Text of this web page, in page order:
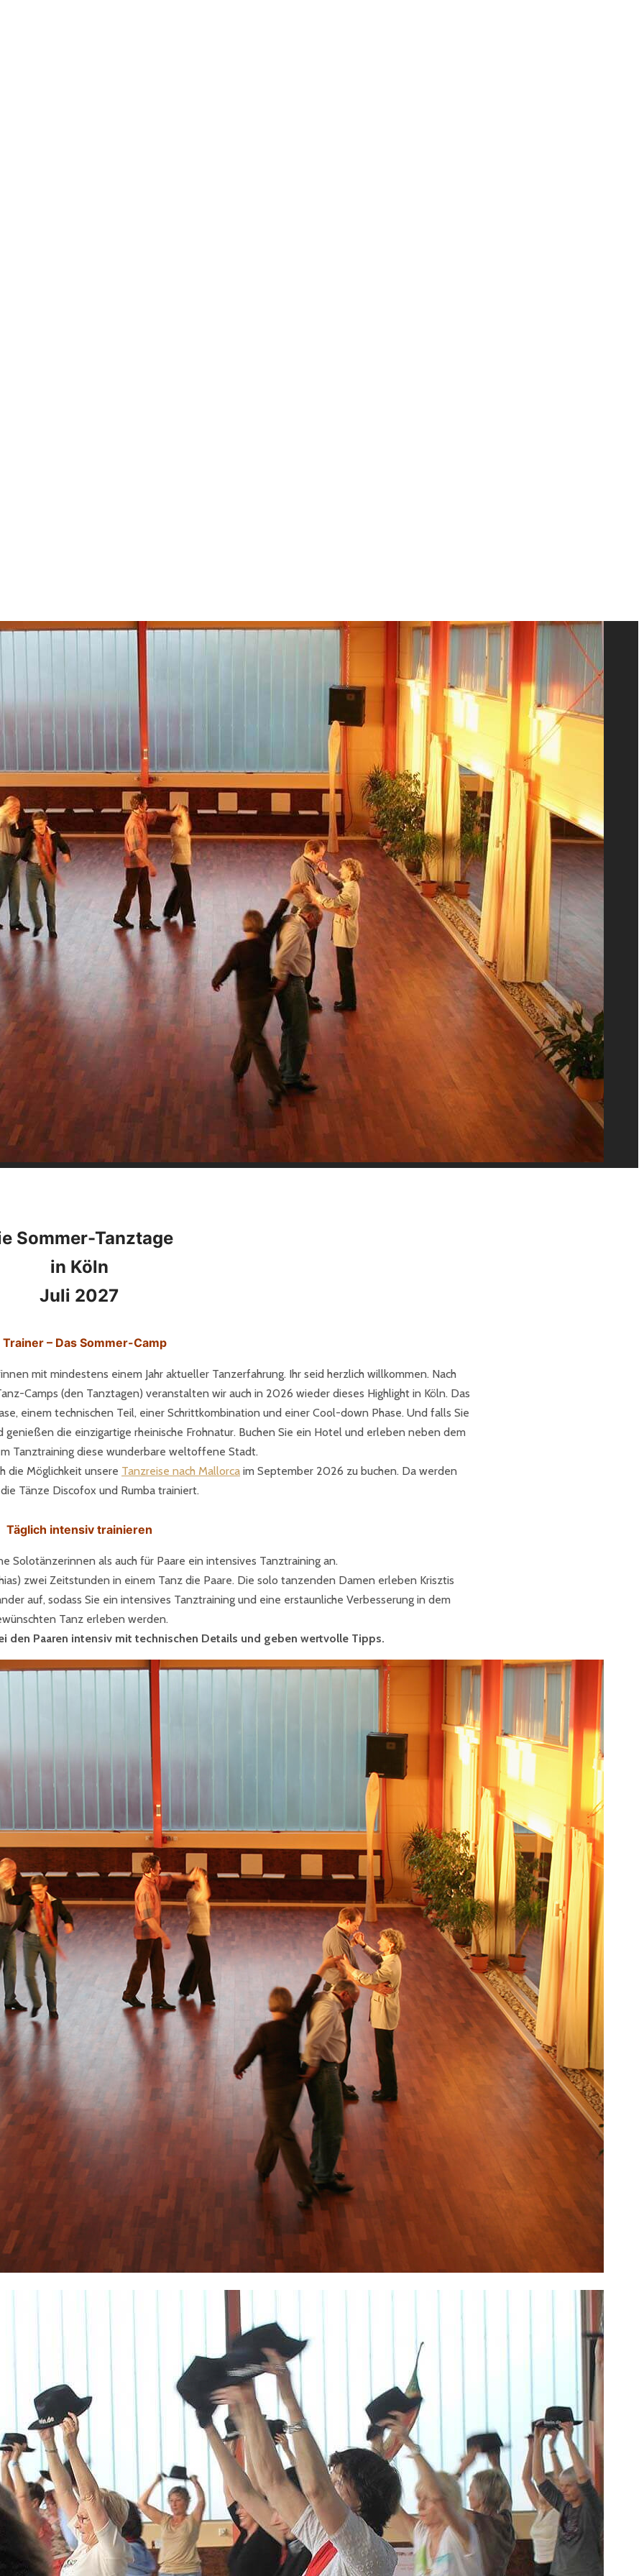
Sommer-Tanztage
in Köln
Juli 2027
– Das Sommer-Camp
mit mindestens einem Jahr aktueller Tanzerfahrung. Ihr seid herzlich willkommen. Nach
Camps (den Tanztagen) veranstalten wir auch in 2026 wieder dieses Highlight in Köln. Das
einem technischen Teil, einer Schrittkombination und einer Cool-down Phase. Und falls Sie
genießen die einzigartige rheinische Frohnatur. Buchen Sie ein Hotel und erleben neben dem
Tanztraining diese wunderbare weltoffene Stadt.
die Möglichkeit unsere Tanzreise nach Mallorca im September 2026 zu buchen. Da werden
Tänze Discofox und Rumba trainiert.
Täglich intensiv trainieren
Solotänzerinnen als auch für Paare ein intensives Tanztraining an.
zwei Zeitstunden in einem Tanz die Paare. Die solo tanzenden Damen erleben Krisztis
auf, sodass Sie ein intensives Tanztraining und eine erstaunliche Verbesserung in dem
Tanz erleben werden.
den Paaren intensiv mit technischen Details und geben wertvolle Tipps.